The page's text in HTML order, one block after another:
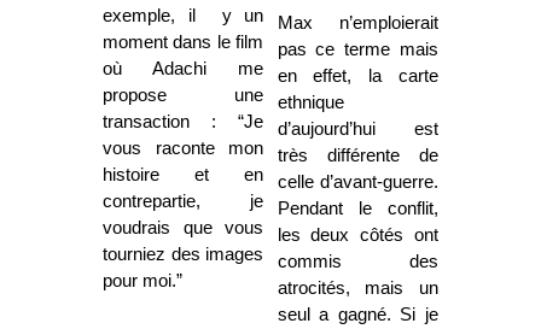
exemple, il y un
moment dans le film
où Adachi me
propose une
transaction : “Je
vous raconte mon
histoire et en
contrepartie, je
voudrais que vous
tourniez des images
pour moi.”
Max n’emploierait
pas ce terme mais
en effet, la carte
ethnique
d’aujourd’hui est
très différente de
celle d’avant-guerre.
Pendant le conflit,
les deux côtés ont
commis des
atrocités, mais un
seul a gagné. Si je